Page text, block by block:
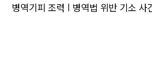
병역기피 조력 | 병역법 위반 기소 사